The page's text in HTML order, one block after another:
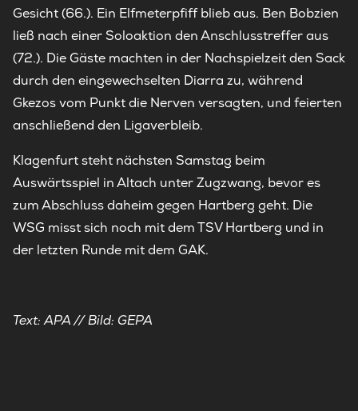
Gesicht (66.). Ein Elfmeterpfiff blieb aus. Ben Bobzien
ließ nach einer Soloaktion den Anschlusstreffer aus
(72.). Die Gäste machten in der Nachspielzeit den Sack
durch den eingewechselten Diarra zu, während
Gkezos vom Punkt die Nerven versagten, und feierten
anschließend den Ligaverbleib.
Klagenfurt steht nächsten Samstag beim
Auswärtsspiel in Altach unter Zugzwang, bevor es
zum Abschluss daheim gegen Hartberg geht. Die
WSG misst sich noch mit dem TSV Hartberg und in
der letzten Runde mit dem GAK.
Text: APA // Bild: GEPA